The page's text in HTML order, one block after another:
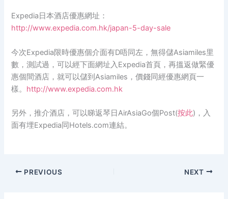
Expedia日本酒店優惠網址：
http://www.expedia.com.hk/japan-5-day-sale
今次Expedia限時優惠個介面有D唔同左，無得儲Asiamiles里
數，測試過，可以經下面網址入Expedia首頁，再搵返做緊優
惠個間酒店，就可以儲到Asiamiles，價錢同經優惠網頁一
樣。 http://www.expedia.com.hk
另外，推介酒店，可以睇返琴日AirAsiaGo個Post(按此)，入
面有埋Expedia同Hotels.com連結。
PREVIOUS NEXT